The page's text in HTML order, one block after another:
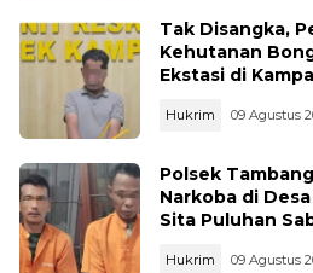
Tak Disangka,
Kehutanan
Ekstasi di
Hukrim 09 Agustus
Polsek
Narkoba di
Sita Puluhan
Hukrim 09 Agustus